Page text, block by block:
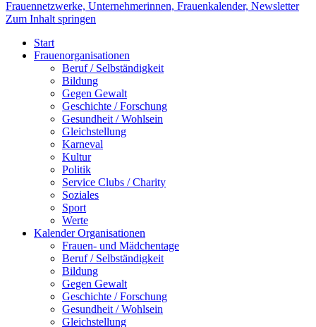
Kölner Frauenportal
Veranstaltungen für Kölnerinnen,
Frauennetzwerke, Unternehmerinnen,
Frauenkalender, Newsletter
Zum Inhalt springen
Start
Frauenorganisationen
Beruf / Selbständigkeit
Bildung
Gegen Gewalt
Geschichte / Forschung
Gesundheit / Wohlsein
Gleichstellung
Karneval
Kultur
Politik
Service Clubs / Charity
Soziales
Sport
Werte
Kalender Organisationen
Frauen- und Mädchentage
Beruf / Selbständigkeit
Bildung
Gegen Gewalt
Geschichte / Forschung
Gesundheit / Wohlsein
Gleichstellung